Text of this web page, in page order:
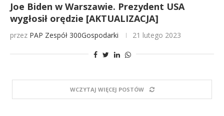
Joe Biden w Warszawie. Prezydent USA
wygłosił orędzie [AKTUALIZACJA]
przez PAP Zespół 300Gospodarki 21 lutego 2023
WCZYTAJ WIĘCEJ POSTÓW